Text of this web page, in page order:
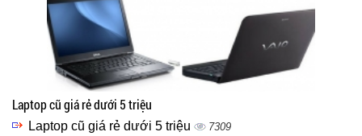
Laptop cũ giá rẻ dưới 5 triệu
Laptop cũ giá rẻ dưới 5 triệu 7309